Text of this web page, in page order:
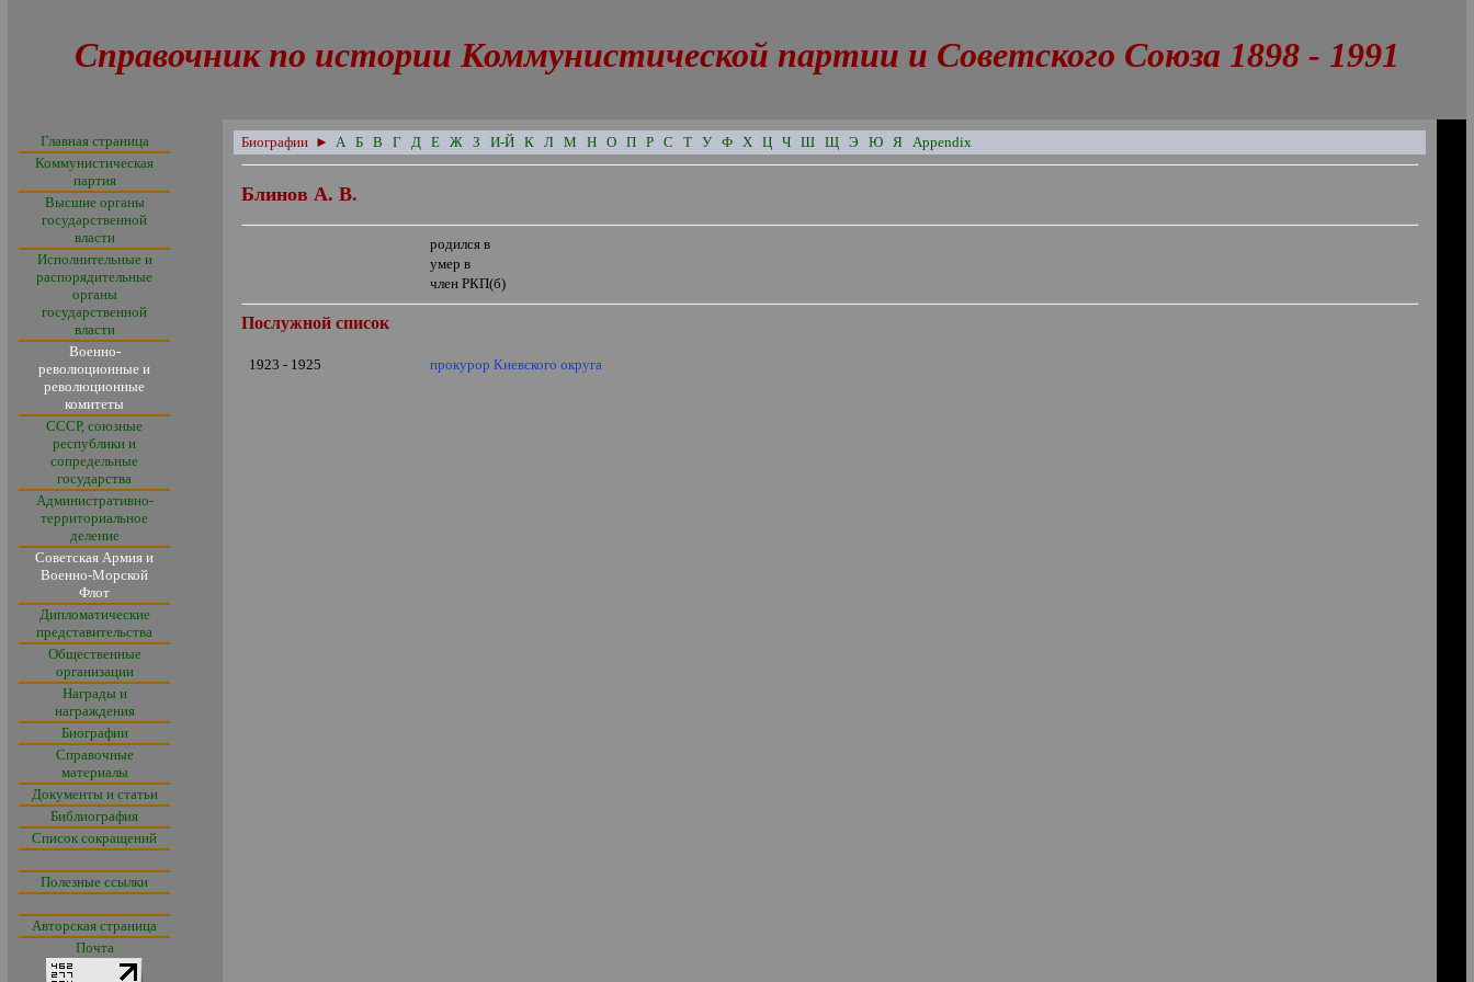
Справочник по истории Коммунистической партии и Советского Союза 1898 - 1991
Главная страница
Коммунистическая
партия
Высшие органы
государственной
власти
Исполнительные и
распорядительные
органы
государственной
власти
Военно-
революционные и
революционные
комитеты
СССР, союзные
республики и
сопредельные
государства
Административно-
территориальное
деление
Советская Армия и
Военно-Морской
Флот
Дипломатические
представительства
Общественные
организации
Награды и
награждения
Биографии
Справочные
материалы
Документы и статьи
Библиография
Список сокращений
Полезные ссылки
Авторская страница
Почта
Биографии ► А Б В Г Д Е Ж З И-Й К Л М Н О П Р С Т У Ф Х Ц Ч Ш Щ Э Ю Я Appendix
Блинов А. В.
родился в
умер в
член РКП(б)
Послужной список
1923 - 1925 прокурор Киевского округа